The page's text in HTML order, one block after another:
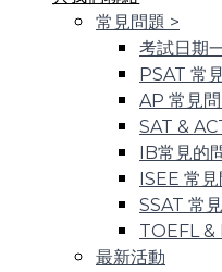
常見問題 >
考試日期
PSAT 常
AP 常見
SAT &
IB常見的
ISEE 常
SSAT 常
TOEFL &
最新活動